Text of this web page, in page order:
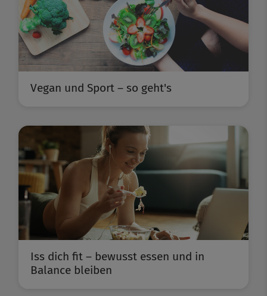
Vegan und Sport – so geht's
Iss dich fit – bewusst essen und in
Balance bleiben